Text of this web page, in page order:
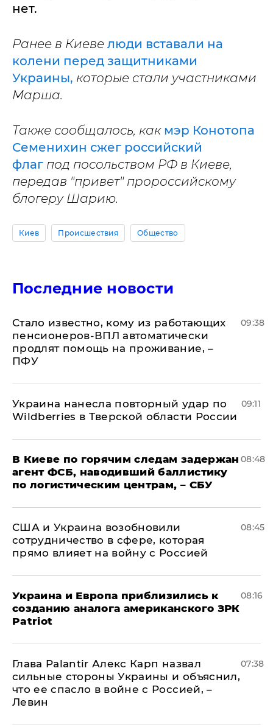
нет.
Ранее в Киеве люди вставали на
колени перед защитниками
Украины, которые стали участниками
Марша.
Также сообщалось, как мэр Конотопа
Семенихин сжег российский
флаг под посольством РФ в Киеве,
передав "привет" пророссийскому
блогеру Шарию.
Киев Происшествия Общество
Последние новости
Стало известно, кому из работающих
пенсионеров-ВПЛ автоматически
продлят помощь на проживание, –
ПФУ
09:38
Украина нанесла повторный удар по
Wildberries в Тверской области России
09:11
В Киеве по горячим следам задержан
агент ФСБ, наводивший баллистику
по логистическим центрам, – СБУ
08:48
США и Украина возобновили
сотрудничество в сфере, которая
прямо влияет на войну с Россией
08:45
Украина и Европа приблизились к
созданию аналога американского ЗРК
Patriot
08:16
Глава Palantir Алекс Карп назвал
сильные стороны Украины и объяснил,
что ее спасло в войне с Россией, –
Левин
07:38